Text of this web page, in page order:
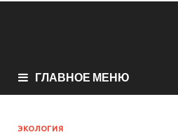
ГЛАВНОЕ МЕНЮ
ЭКОЛОГИЯ